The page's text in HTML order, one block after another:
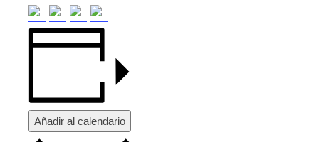
Añadir al calendario